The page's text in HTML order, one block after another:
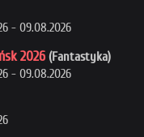
- 09.08.2026
2026 (Fantastyka)
- 09.08.2026